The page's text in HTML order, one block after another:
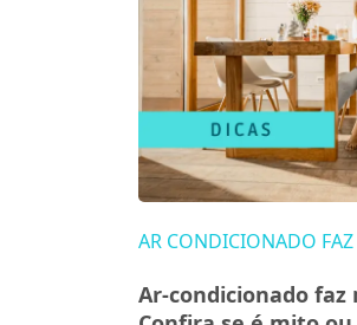
AR CONDICIONADO
Ar-condicionado faz